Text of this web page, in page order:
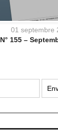
01 septembre
N° 155 –